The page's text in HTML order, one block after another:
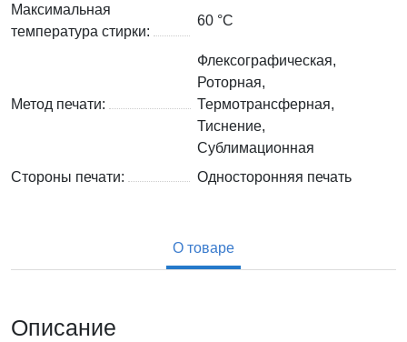
Максимальная
температура стирки:
60 °C
Метод печати:
Флексографическая,
Роторная,
Термотрансферная,
Тиснение,
Сублимационная
Стороны печати:
Односторонняя печать
О товаре
Описание